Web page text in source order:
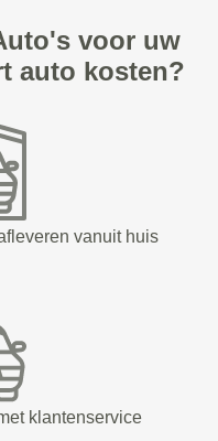
voor uw
auto kosten?
vanuit huis
klantenservice